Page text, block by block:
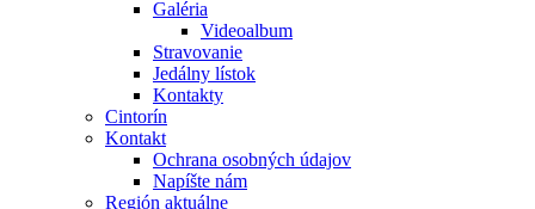
Galéria
Videoalbum
Stravovanie
Jedálny lístok
Kontakty
Cintorín
Kontakt
Ochrana osobných údajov
Napíšte nám
Región aktuálne